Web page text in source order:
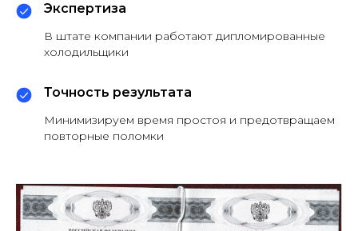
Экспертиза
В штате компании работают дипломированные
холодильщики
Точность результата
Минимизируем время простоя и предотвращаем
повторные поломки